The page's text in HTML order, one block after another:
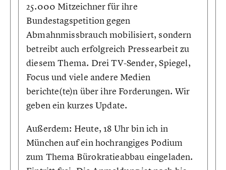
25.000 Mitzeichner für ihre
Bundestagspetition gegen
Abmahnmissbrauch mobilisiert, sondern
betreibt auch erfolgreich Pressearbeit zu
diesem Thema. Drei TV-Sender, Spiegel,
Focus und viele andere Medien
berichte(te)n über ihre Forderungen. Wir
geben ein kurzes Update.
Außerdem: Heute, 18 Uhr bin ich in
München auf ein hochrangiges Podium
zum Thema Bürokratieabbau eingeladen.